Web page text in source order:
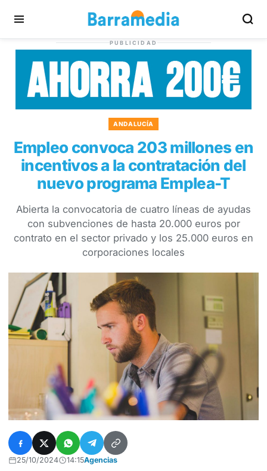
PUBLICIDAD
ANDALUCÍA
Empleo convoca 203 millones en
incentivos a la contratación del
nuevo programa Emplea-T
Abierta la convocatoria de cuatro líneas de ayudas
con subvenciones de hasta 20.000 euros por
contrato en el sector privado y los 25.000 euros en
corporaciones locales
25/10/2024 14:15Agencias